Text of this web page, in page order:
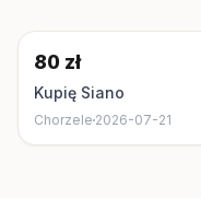
80 zł
Kupię Siano
Chorzele 2026-07-21